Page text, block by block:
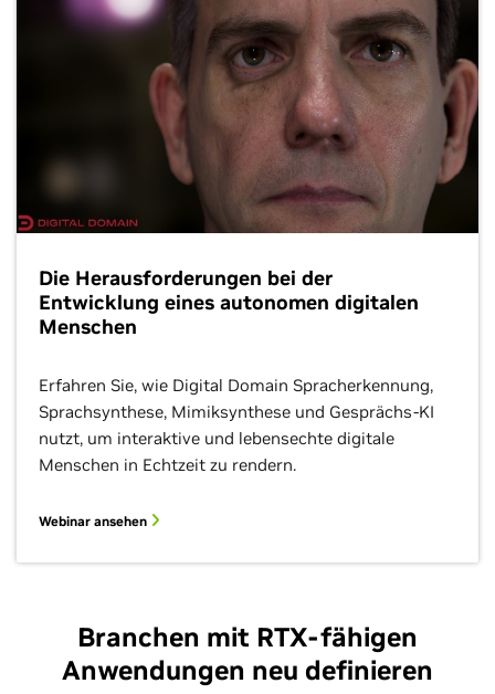
Die Herausforderungen bei der
Entwicklung eines autonomen digitalen
Menschen
Erfahren Sie, wie Digital Domain Spracherkennung,
Sprachsynthese, Mimiksynthese und Gesprächs-KI
nutzt, um interaktive und lebensechte digitale
Menschen in Echtzeit zu rendern.
Webinar ansehen
Branchen mit RTX-fähigen
Anwendungen neu definieren